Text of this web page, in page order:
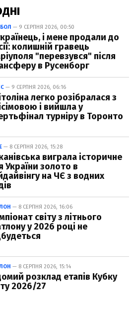
— 9 СЕРПНЯ 2026, 00:50
і мене продали до
колишній гравець
"перевзувся" після
в Русенборг
— 9 СЕРПНЯ 2026, 06:16
легко розібралася з
і вийшла у
турніру в Торонто
— 8 СЕРПНЯ 2026, 15:28
виграла історичне
України золото в
на ЧЄ з водних
— 8 СЕРПНЯ 2026, 16:06
світу з літнього
у 2026 році не
— 8 СЕРПНЯ 2026, 15:14
розклад етапів Кубку
2026/27